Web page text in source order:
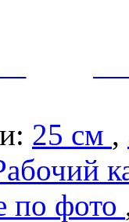
25 см ,
по фото